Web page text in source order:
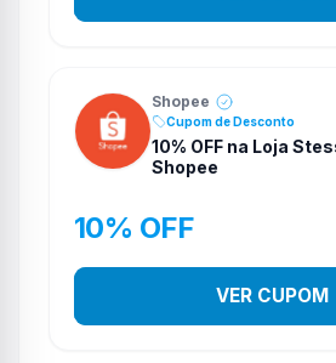
Shopee
Cupom de Desconto
10% OFF na Loja
Shopee
10% OFF
VER CUPOM